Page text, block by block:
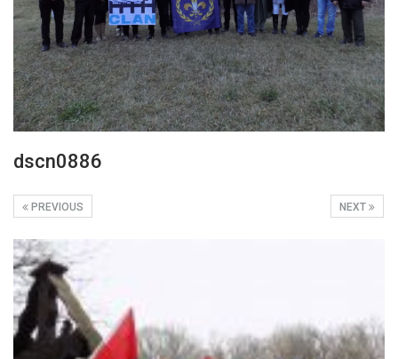
dscn0886
NEXT
PREVIOUS